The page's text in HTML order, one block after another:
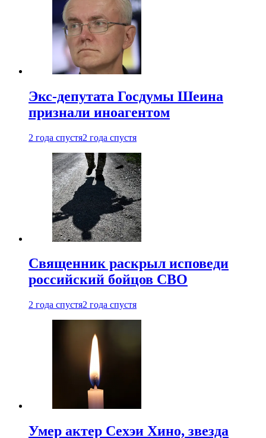
Экс-депутата Госдумы Шеина
признали иноагентом
2 года спустя2 года спустя
Священник раскрыл исповеди
российский бойцов СВО
2 года спустя2 года спустя
Умер актер Сехэи Хино, звезда